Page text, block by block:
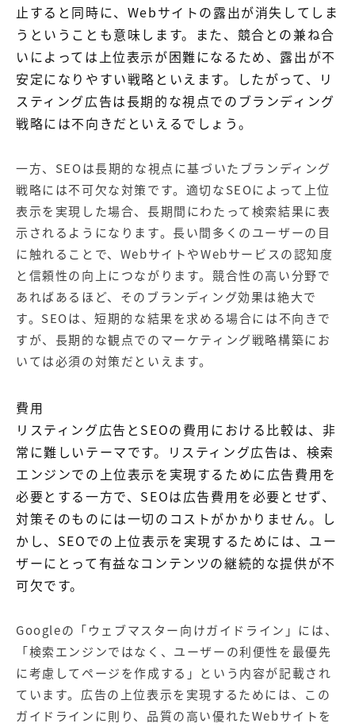
止すると同時に、Webサイトの露出が消失してしま
うということも意味します。また、競合との兼ね合
いによっては上位表示が困難になるため、露出が不
安定になりやすい戦略といえます。したがって、リ
スティング広告は長期的な視点でのブランディング
戦略には不向きだといえるでしょう。
一方、SEOは長期的な視点に基づいたブランディング
戦略には不可欠な対策です。適切なSEOによって上位
表示を実現した場合、長期間にわたって検索結果に表
示されるようになります。長い間多くのユーザーの目
に触れることで、WebサイトやWebサービスの認知度
と信頼性の向上につながります。競合性の高い分野で
あればあるほど、そのブランディング効果は絶大で
す。SEOは、短期的な結果を求める場合には不向きで
すが、長期的な観点でのマーケティング戦略構築にお
いては必須の対策だといえます。
費用
リスティング広告とSEOの費用における比較は、非
常に難しいテーマです。リスティング広告は、検索
エンジンでの上位表示を実現するために広告費用を
必要とする一方で、SEOは広告費用を必要とせず、
対策そのものには一切のコストがかかりません。し
かし、SEOでの上位表示を実現するためには、ユー
ザーにとって有益なコンテンツの継続的な提供が不
可欠です。
Googleの「ウェブマスター向けガイドライン」には、
「検索エンジンではなく、ユーザーの利便性を最優先
に考慮してページを作成する」という内容が記載され
ています。広告の上位表示を実現するためには、この
ガイドラインに則り、品質の高い優れたWebサイトを